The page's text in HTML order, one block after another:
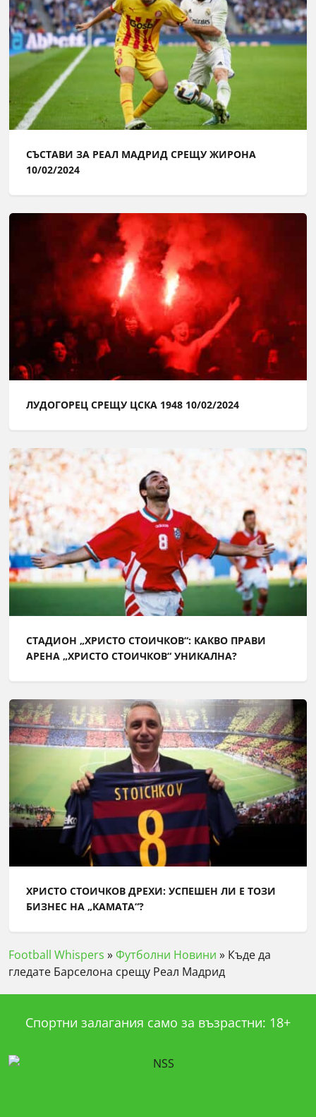
СЪСТАВИ ЗА РЕАЛ МАДРИД СРЕЩУ ЖИРОНА
10/02/2024
ЛУДОГОРЕЦ СРЕЩУ ЦСКА 1948 10/02/2024
СТАДИОН „ХРИСТО СТОИЧКОВ“: КАКВО ПРАВИ
АРЕНА „ХРИСТО СТОИЧКОВ“ УНИКАЛНА?
ХРИСТО СТОИЧКОВ ДРЕХИ: УСПЕШЕН ЛИ Е ТОЗИ
БИЗНЕС НА „КАМАТА“?
Football Whispers »Футболни Новини » Къде да
гледате Барселона срещу Реал Мадрид
Спортни залагания само за възрастни: 18+